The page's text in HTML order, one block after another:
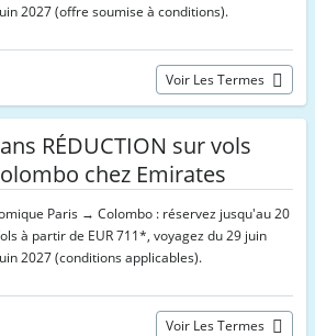
2027 (offre soumise à conditions).
Voir Les Termes
RÉDUCTION sur vols
chez Emirates
Paris → Colombo : réservez jusqu'au 20
à partir de EUR 711*, voyagez du 29 juin
2027 (conditions applicables).
Voir Les Termes